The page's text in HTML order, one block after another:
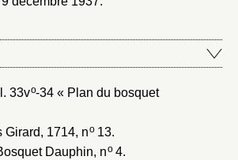
33vo-34 « Plan du bosquet
Girard, 1714, no13.
Dauphin, no4.